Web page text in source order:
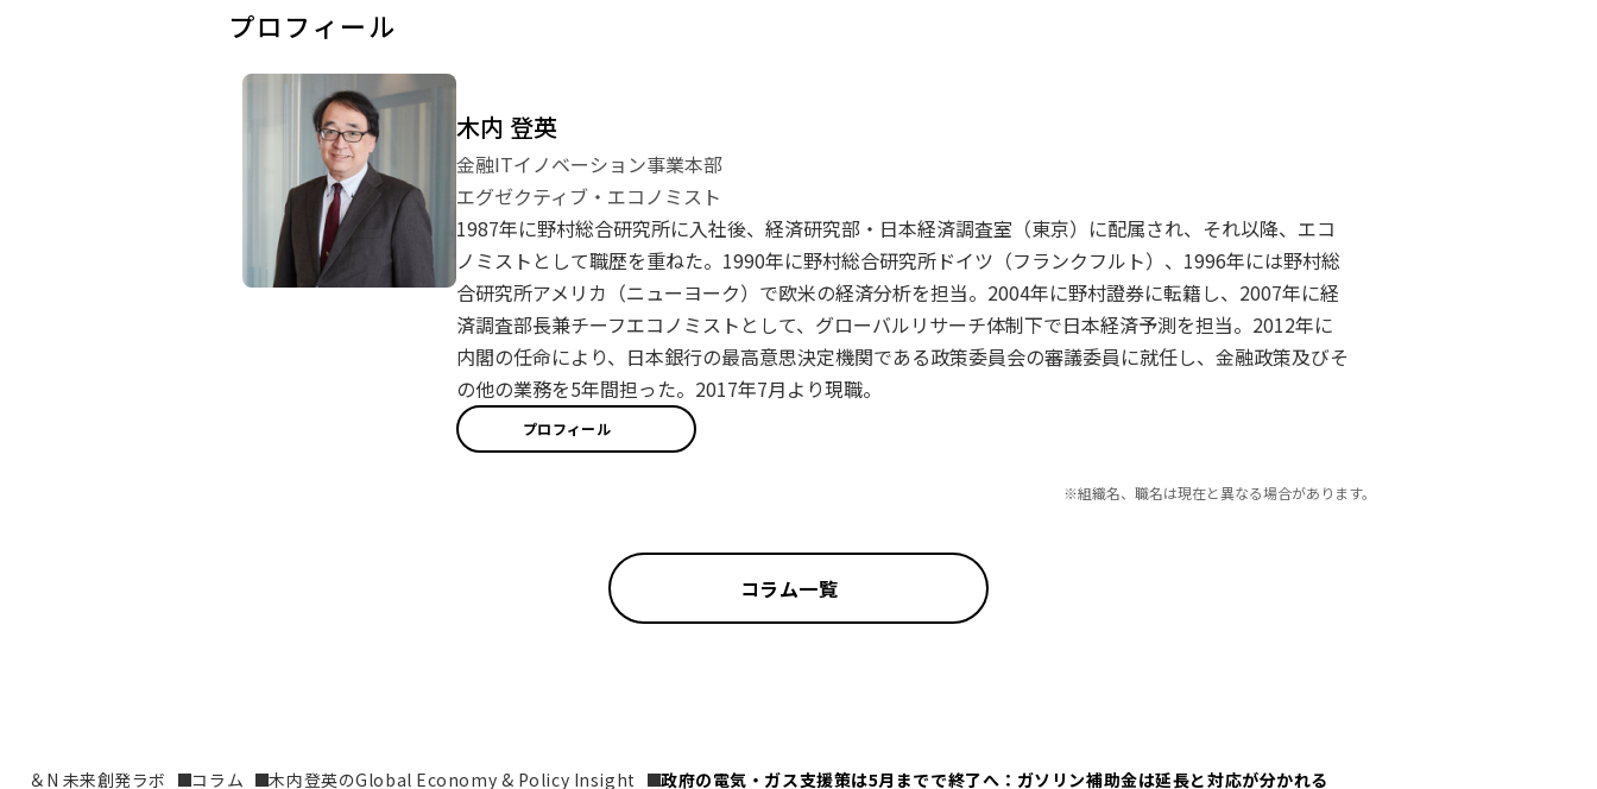
プロフィール
木内 登英
金融ITイノベーション事業本部
エグゼクティブ・エコノミスト
1987年に野村総合研究所に入社後、経済研究部・日本経済調査室（東京）に配属され、それ以降、エコ
ノミストとして職歴を重ねた。1990年に野村総合研究所ドイツ（フランクフルト）、1996年には野村総
合研究所アメリカ（ニューヨーク）で欧米の経済分析を担当。2004年に野村證券に転籍し、2007年に経
済調査部長兼チーフエコノミストとして、グローバルリサーチ体制下で日本経済予測を担当。2012年に
内閣の任命により、日本銀行の最高意思決定機関である政策委員会の審議委員に就任し、金融政策及びそ
の他の業務を5年間担った。2017年7月より現職。
プロフィール
※組織名、職名は現在と異なる場合があります。
コラム一覧
＆N 未来創発ラボ コラム 木内登英のGlobal Economy & Policy Insight 政府の電気・ガス支援策は5月までで終了へ：ガソリン補助金は延長と対応が分かれる